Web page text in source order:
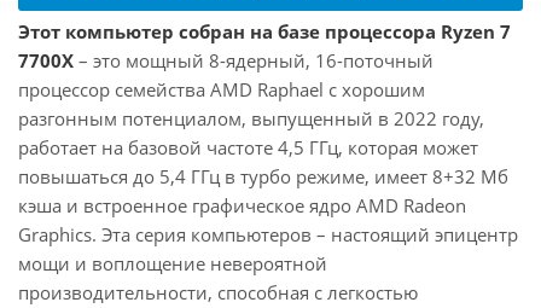
Этот компьютер собран на базе процессора Ryzen 7
7700X – это мощный 8-ядерный, 16-поточный
процессор семейства AMD Raphael с хорошим
разгонным потенциалом, выпущенный в 2022 году,
работает на базовой частоте 4,5 ГГц, которая может
повышаться до 5,4 ГГц в турбо режиме, имеет 8+32 Мб
кэша и встроенное графическое ядро AMD Radeon
Graphics. Эта серия компьютеров – настоящий эпицентр
мощи и воплощение невероятной
производительности, способная с легкостью